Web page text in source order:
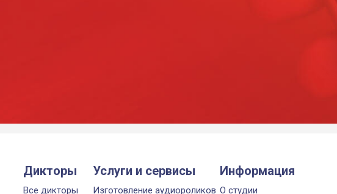
Дикторы
Все дикторы
Услуги и сервисы
Изготовление аудиороликов
Информация
О студии